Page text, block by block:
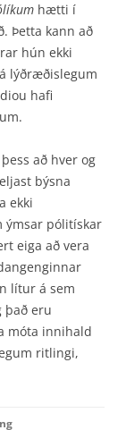
hætti í
Þetta kann að
hún ekki
lýðræðislegum
hafi
að hver og
býsna
ekki
ýmsar pólitískar
eiga að vera
lítur á sem
það eru
móta innihald
ritlingi,